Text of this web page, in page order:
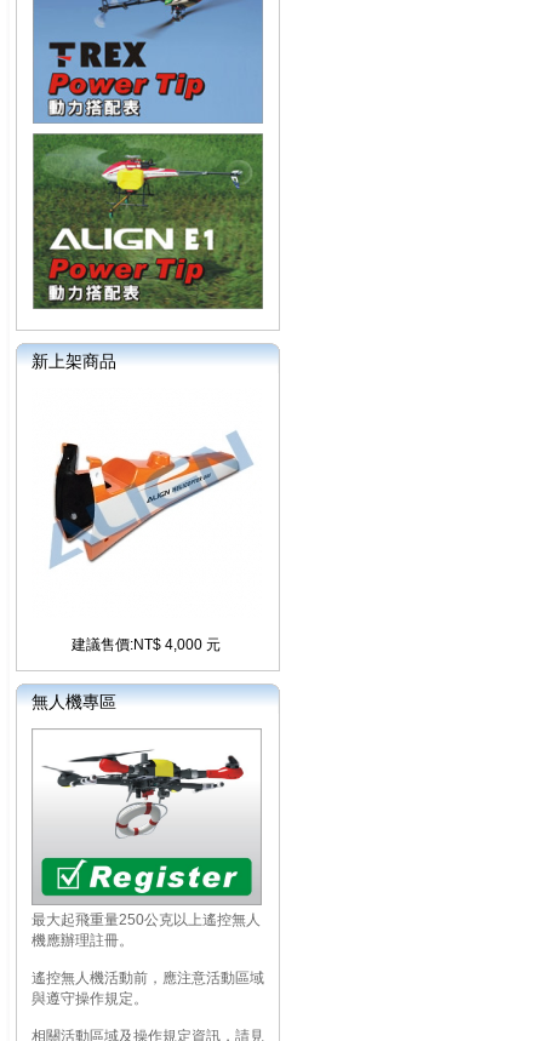
新上架商品
建議售價:NT$ 4,000 元
無人機專區
最大起飛重量250公克以上遙控無人
機應辦理註冊。
遙控無人機活動前，應注意活動區域
與遵守操作規定。
相關活動區域及操作規定資訊，請見